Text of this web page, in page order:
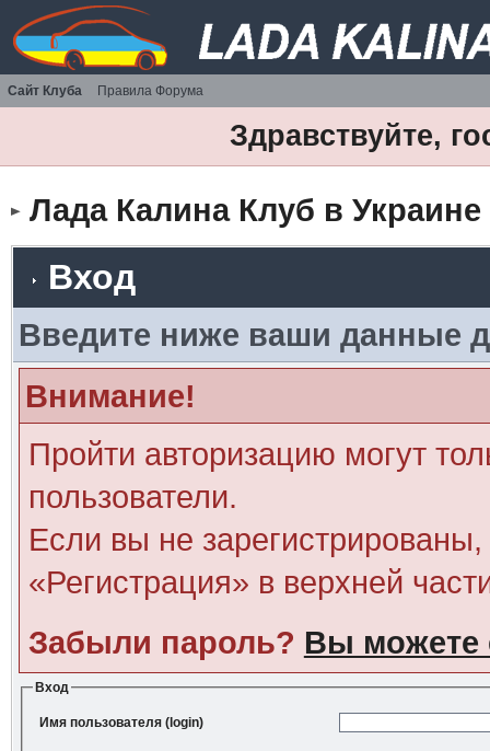
Сайт Клуба Правила Форума
Здравствуйте,
Лада Калина Клуб в Украине
Вход
Введите ниже ваши данные
Внимание!
Пройти авторизацию могут
пользователи.
Если вы не
«Регистрация» в верхней
Забыли пароль? Вы можете
Вход
Имя пользователя (login)